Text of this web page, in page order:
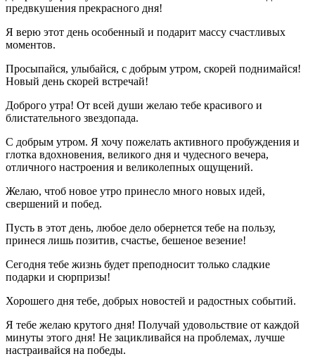
предвкушения прекрасного дня!
Я верю этот день особенный и подарит массу счастливых
моментов.
Просыпайся, улыбайся, с добрым утром, скорей поднимайся!
Новый день скорей встречай!
Доброго утра! От всей души желаю тебе красивого и
блистательного звездопада.
С добрым утром. Я хочу пожелать активного пробуждения и
глотка вдохновения, великого дня и чудесного вечера,
отличного настроения и великолепных ощущений.
Желаю, чтоб новое утро принесло много новых идей,
свершений и побед.
Пусть в этот день, любое дело обернется тебе на пользу,
принеся лишь позитив, счастье, бешеное везение!
Сегодня тебе жизнь будет преподносит только сладкие
подарки и сюрпризы!
Хорошего дня тебе, добрых новостей и радостных событий.
Я тебе желаю крутого дня! Получай удовольствие от каждой
минуты этого дня! Не зацикливайся на проблемах, лучше
настраивайся на победы.